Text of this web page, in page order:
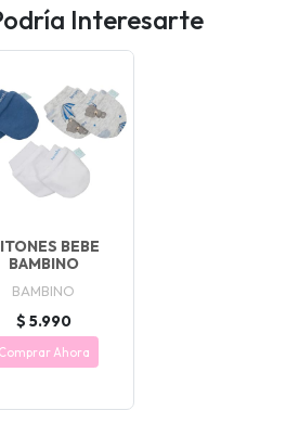
Interesarte
BEBE
BAMBINO
BAMBINO
$ 5.990
Comprar Ahora